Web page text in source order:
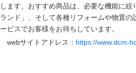
します。おすすめ商品は、必要な機能に
ランド」、そして各種リフォームや物置
ービスでお客様をお待ちしています。
webサイトアドレス： https://www.dcm-